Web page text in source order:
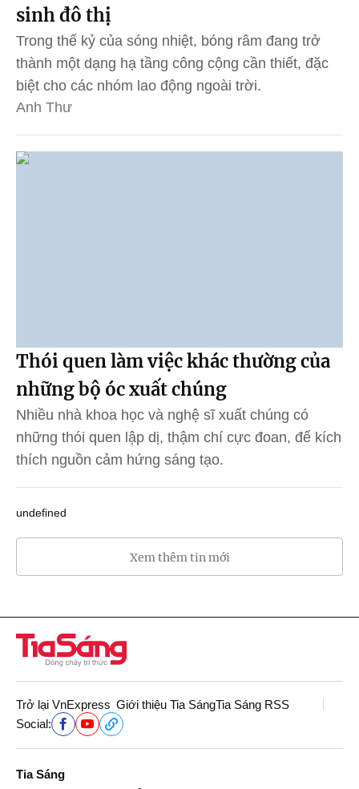
sinh đô thị
Trong thế kỷ của sóng nhiệt, bóng râm đang trở
thành một dạng hạ tầng công cộng cần thiết, đặc
biệt cho các nhóm lao động ngoài trời.
Anh Thư
Thói quen làm việc khác thường của
những bộ óc xuất chúng
Nhiều nhà khoa học và nghệ sĩ xuất chúng có
những thói quen lập dị, thậm chí cực đoan, để kích
thích nguồn cảm hứng sáng tạo.
undefined
Xem thêm tin mới
Trở lại VnExpress Giới thiệu Tia SángTia Sáng RSS
Social:
Tia Sáng